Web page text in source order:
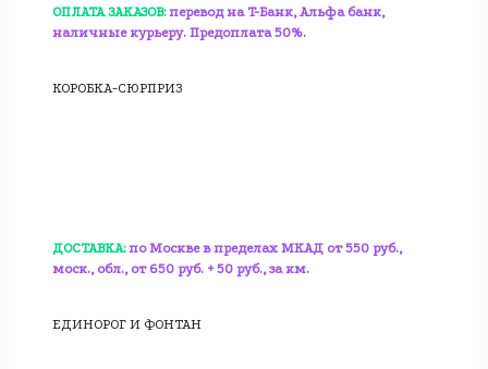
ОПЛАТА ЗАКАЗОВ: перевод на T-Банк, Альфа банк,
наличные курьеру. Предоплата 50%.
КОРОБКА-СЮРПРИЗ
ДОСТАВКА: по Москве в пределах МКАД от 550 руб.,
моск., обл., от 650 руб. + 50 руб., за км.
ЕДИНОРОГ И ФОНТАН